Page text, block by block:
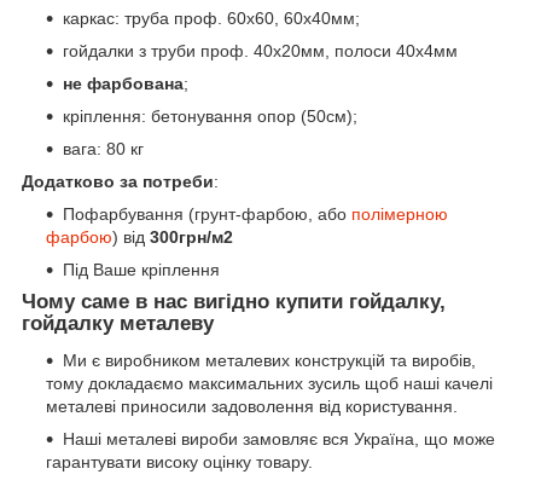
каркас: труба проф. 60х60, 60х40мм;
гойдалки з труби проф. 40х20мм, полоси 40х4мм
не фарбована;
кріплення: бетонування опор (50см);
вага: 80 кг
Додатково за потреби:
Пофарбування (грунт-фарбою, або полімерною
фарбою) від 300грн/м2
Під Ваше кріплення
Чому саме в нас вигідно купити гойдалку,
гойдалку металеву
Ми є виробником металевих конструкцій та виробів,
тому докладаємо максимальних зусиль щоб наші качелі
металеві приносили задоволення від користування.
Наші металеві вироби замовляє вся Україна, що може
гарантувати високу оцінку товару.